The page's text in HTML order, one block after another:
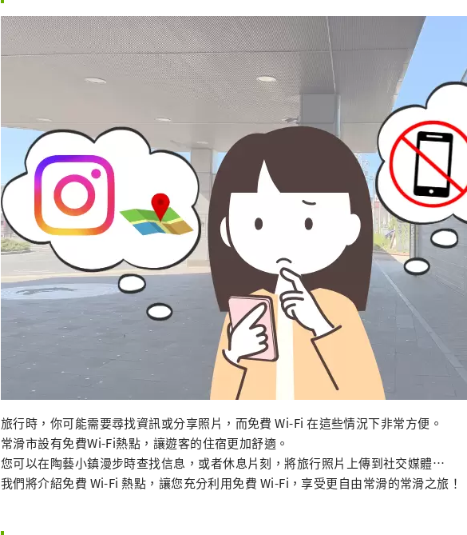
旅行時，你可能需要尋找資訊或分享照片，而免費 Wi-Fi 在這些情況下非常方便。
常滑市設有免費Wi-Fi熱點，讓遊客的住宿更加舒適。
您可以在陶藝小鎮漫步時查找信息，或者休息片刻，將旅行照片上傳到社交媒體…
我們將介紹免費 Wi-Fi 熱點，讓您充分利用免費 Wi-Fi，享受更自由常滑的常滑之旅！